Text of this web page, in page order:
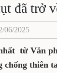
đã trở
06/2025
từ Văn
chống thiên